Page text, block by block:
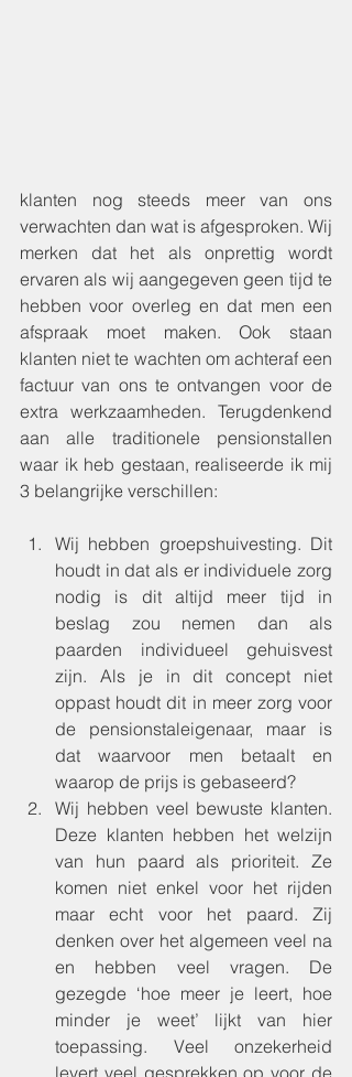
klanten nog steeds meer van ons
verwachten dan wat is afgesproken. Wij
merken dat het als onprettig wordt
ervaren als wij aangegeven geen tijd te
hebben voor overleg en dat men een
afspraak moet maken. Ook staan
klanten niet te wachten om achteraf een
factuur van ons te ontvangen voor de
extra werkzaamheden. Terugdenkend
aan alle traditionele pensionstallen
waar ik heb gestaan, realiseerde ik mij
3 belangrijke verschillen:
Wij hebben groepshuivesting. Dit
houdt in dat als er individuele zorg
nodig is dit altijd meer tijd in
beslag zou nemen dan als
paarden individueel gehuisvest
zijn. Als je in dit concept niet
oppast houdt dit in meer zorg voor
de pensionstaleigenaar, maar is
dat waarvoor men betaalt en
waarop de prijs is gebaseerd?
Wij hebben veel bewuste klanten.
Deze klanten hebben het welzijn
van hun paard als prioriteit. Ze
komen niet enkel voor het rijden
maar echt voor het paard. Zij
denken over het algemeen veel na
en hebben veel vragen. De
gezegde ‘hoe meer je leert, hoe
minder je weet’ lijkt van hier
toepassing. Veel onzekerheid